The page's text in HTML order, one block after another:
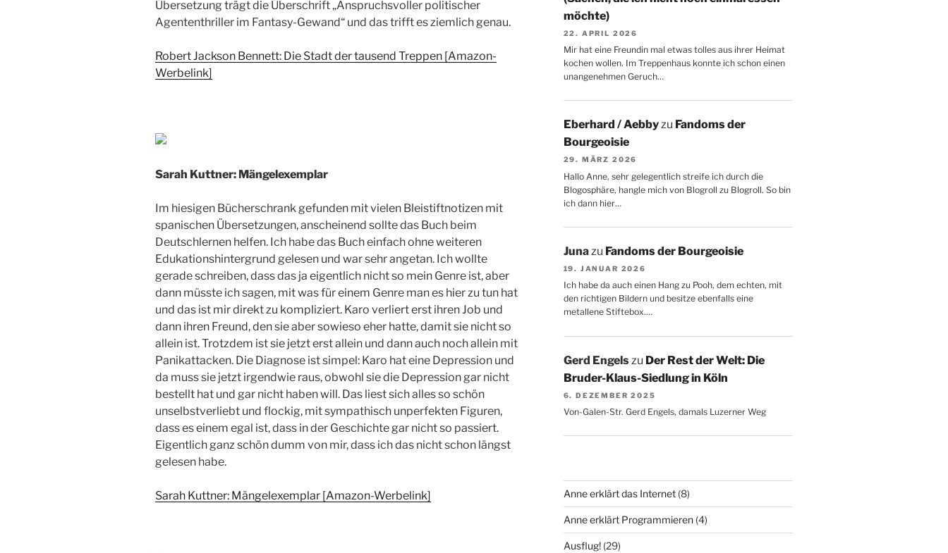
Übersetzung trägt die Überschrift „Anspruchsvoller politischer
Agententhriller im Fantasy-Gewand“ und das trifft es ziemlich genau.
Robert Jackson Bennett: Die Stadt der tausend Treppen [Amazon-
Werbelink]
Sarah Kuttner: Mängelexemplar
Im hiesigen Bücherschrank gefunden mit vielen Bleistiftnotizen mit
spanischen Übersetzungen, anscheinend sollte das Buch beim
Deutschlernen helfen. Ich habe das Buch einfach ohne weiteren
Edukationshintergrund gelesen und war sehr angetan. Ich wollte
gerade schreiben, dass das ja eigentlich nicht so mein Genre ist, aber
dann müsste ich sagen, mit was für einem Genre man es hier zu tun hat
und das ist mir direkt zu kompliziert. Karo verliert erst ihren Job und
dann ihren Freund, den sie aber sowieso eher hatte, damit sie nicht so
allein ist. Trotzdem ist sie jetzt erst allein und dann auch noch allein mit
Panikattacken. Die Diagnose ist simpel: Karo hat eine Depression und
da muss sie jetzt irgendwie raus, obwohl sie die Depression gar nicht
bestellt hat und gar nicht haben will. Das liest sich alles so schön
unselbstverliebt und flockig, mit sympathisch unperfekten Figuren,
dass es einem egal ist, dass in der Geschichte gar nicht so passiert.
Eigentlich ganz schön dumm von mir, dass ich das nicht schon längst
gelesen habe.
Sarah Kuttner: Mängelexemplar [Amazon-Werbelink]
möchte)
22. APRIL 2026
Mir hat eine Freundin mal etwas tolles aus ihrer Heimat
kochen wollen. Im Treppenhaus konnte ich schon einen
unangenehmen Geruch…
Eberhard / Aebbyzu Fandoms der
Bourgeoisie
29. MÄRZ 2026
Hallo Anne, sehr gelegentlich streife ich durch die
Blogosphäre, hangle mich von Blogroll zu Blogroll. So bin
ich dann hier…
Junazu Fandoms der Bourgeoisie
19. JANUAR 2026
Ich habe da auch einen Hang zu Pooh, dem echten, mit
den richtigen Bildern und besitze ebenfalls eine
metallene Stiftebox.…
Gerd Engelszu Der Rest der Welt: Die
Bruder-Klaus-Siedlung in Köln
6. DEZEMBER 2025
Von-Galen-Str. Gerd Engels, damals Luzerner Weg
Anne erklärt das Internet(8)
Anne erklärt Programmieren(4)
Ausflug!(29)